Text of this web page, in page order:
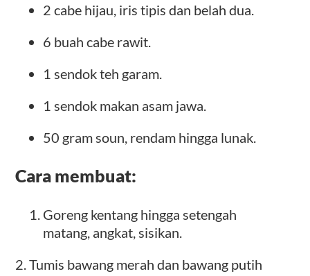
2 cabe hijau, iris tipis dan belah dua.
6 buah cabe rawit.
1 sendok teh garam.
1 sendok makan asam jawa.
50 gram soun, rendam hingga lunak.
Cara membuat:
Goreng kentang hingga setengah
matang, angkat, sisikan.
2. Tumis bawang merah dan bawang putih